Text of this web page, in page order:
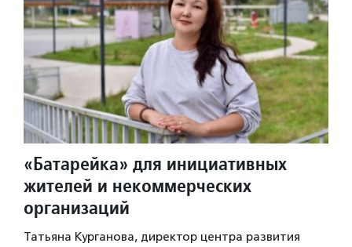
«Батарейка» для инициативных
жителей и некоммерческих
организаций
Татьяна Курганова, директор центра развития